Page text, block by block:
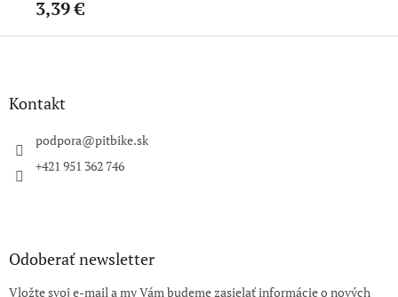
3,39 €
Z
Kontakt
podpora@pitbike.sk
+421 951 362 746
Odoberať newsletter
Vložte svoj e-mail a my Vám budeme zasielať informácie o nových